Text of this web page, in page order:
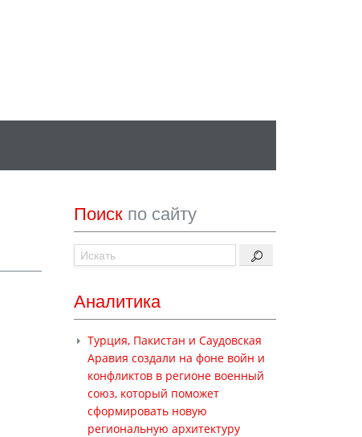
Поиск по сайту
Аналитика
Турция, Пакистан и Саудовская
Аравия создали на фоне войн и
конфликтов в регионе военный
союз, который поможет
сформировать новую
региональную архитектуру